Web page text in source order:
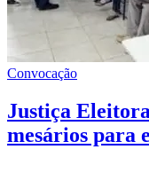
Convocação
Justiça
mesários para